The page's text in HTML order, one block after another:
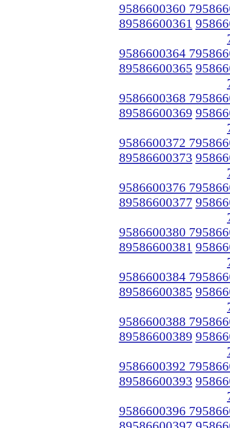
9586600360
89586600361
9586600364
89586600365
9586600368
89586600369
9586600372
89586600373
9586600376
89586600377
9586600380
89586600381
9586600384
89586600385
9586600388
89586600389
9586600392
89586600393
9586600396